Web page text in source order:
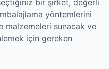
bir şirket, değerli
yöntemlerini
malzemeleri sunacak ve
için gereken